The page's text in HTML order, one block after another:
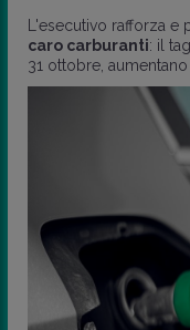
L'esecutivo rafforza e
caro carburanti: il
31 ottobre,